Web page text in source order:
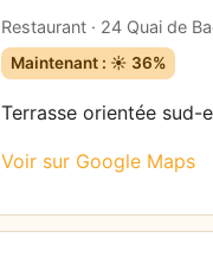
Restaurant · 24 Quai de
Maintenant : ☀️ 36%
Terrasse orientée
Voir sur Google Maps